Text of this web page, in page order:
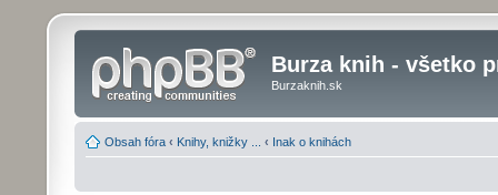
Burza knih - všetko
Burzaknih.sk
Obsah fóra ‹ Knihy, knižky ... ‹ Inak o knihách